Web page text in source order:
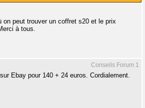
on peut trouver un coffret s20 et le prix
à tous.
Conseils Forum 1
sur Ebay pour 140 + 24 euros. Cordialement.